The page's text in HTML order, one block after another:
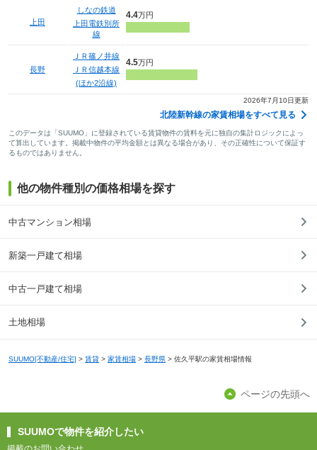
上田
しなの鉄道
上田電鉄別所
線
4.4万円
長野
ＪＲ篠ノ井線
ＪＲ信越本線
(ほか2沿線)
4.5万円
2026年7月10日更新
北陸新幹線の家賃相場をすべて見る
このデータは「SUUMO」に登録されている賃貸物件の賃料を元に独自の集計ロジックによっ
て算出しています。掲載中物件の平均金額とは異なる場合があり、その正確性について保証す
るものではありません。
他の物件種別の価格相場を探す
中古マンション相場
新築一戸建て相場
中古一戸建て相場
土地相場
SUUMO[不動産/住宅] > 賃貸 > 家賃相場 > 長野県 > 佐久平駅の家賃相場情報
ページの先頭へ
SUUMOで物件を紹介したい